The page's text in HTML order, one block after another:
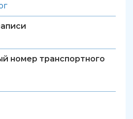
номер транспортного